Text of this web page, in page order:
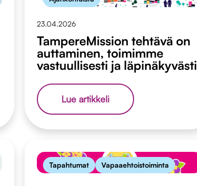
kautta
23.04.2026
TampereMission tehtävä on
auttaminen, toimimme
vastuullisesti ja läpinäkyvästi
Lue artikkeliTampereMission
tehtävä
on
auttaminen,
ja
läpinäkyvästi
Tapahtumat Vapaaehtoistoiminta